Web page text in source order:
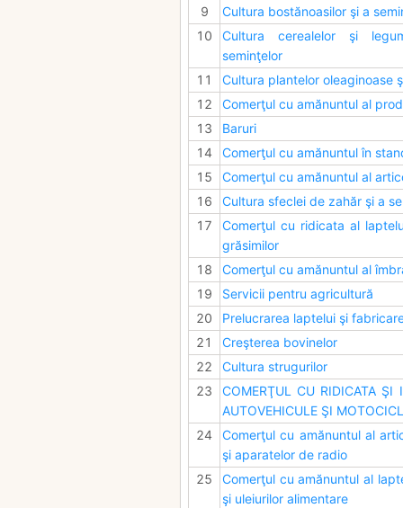
9
Cultura bostănoasilor şi a
10
Cultura cerealelor şi
seminţelor
11
Cultura plantelor oleaginoase
12
Comerţul cu amănuntul al
13
Baruri
14
Comerţul cu amănuntul în
15
Comerţul cu amănuntul al
16
Cultura sfeclei de zahăr şi a
17
Comerţul cu ridicata al
grăsimilor
18
Comerţul cu amănuntul al
19
Servicii pentru agricultură
20
Prelucrarea laptelui şi
21
Creşterea bovinelor
22
Cultura strugurilor
23
COMERŢUL CU RIDICATA ŞI
AUTOVEHICULE ŞI
24
Comerţul cu amănuntul al
şi aparatelor de radio
25
Comerţul cu amănuntul al
şi uleiurilor alimentare